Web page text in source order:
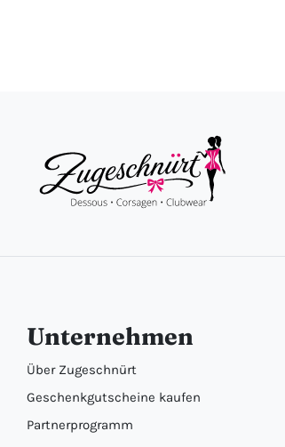
Unternehmen
Über Zugeschnürt
Geschenkgutscheine kaufen
Partnerprogramm